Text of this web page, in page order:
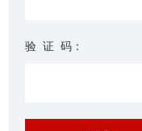
验 证 码：